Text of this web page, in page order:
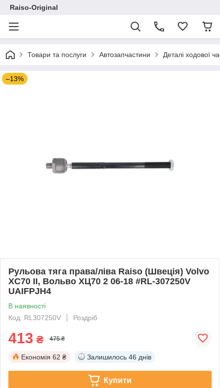
Raiso-Original
Товари та послуги Автозапчастини Деталі ходової
–13%
Рульова тяга права/ліва Raiso (Швеція) Volvo
XC70 II, Вольво ХЦ70 2 06-18 #RL-307250V
UAIFPJH4
В наявності
Код: RL307250V
Роздріб
413 ₴ 475 ₴
Економія 62 ₴ Залишилось 46 днів
Купити